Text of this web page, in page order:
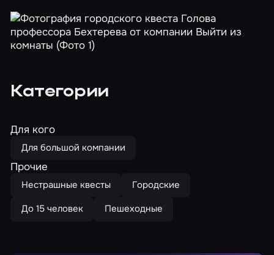
Категории
Для кого
Для большой компании
Прочие
Нестрашные квесты
Городские
До 15 человек
Пешеходные